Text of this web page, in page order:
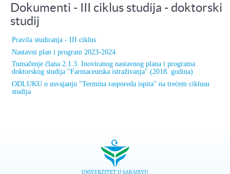
Dokumenti - III ciklus studija - doktorski
studij
Pravila studiranja - III ciklus
Nastavni plan i program 2023-2024
Tumačenje člana 2.1.3. Inoviranog nastavnog plana i programa
doktorskog studija "Farmaceutska istraživanja" (2018. godina)
ODLUKU o usvajanju "Termina rasporeda ispita" na trećem ciklusu
studija